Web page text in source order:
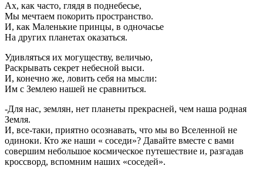
Ах, как часто, глядя в поднебесье,
Мы мечтаем покорить пространство.
И, как Маленькие принцы, в одночасье
На других планетах оказаться.
Удивляться их могуществу, величью,
Раскрывать секрет небесной выси.
И, конечно же, ловить себя на мысли:
Им с Землею нашей не сравниться.
-Для нас, землян, нет планеты прекрасней, чем наша родная
Земля.
И, все-таки, приятно осознавать, что мы во Вселенной не
одиноки. Кто же наши « соседи»? Давайте вместе с вами
совершим небольшое космическое путешествие и, разгадав
кроссворд, вспомним наших «соседей».